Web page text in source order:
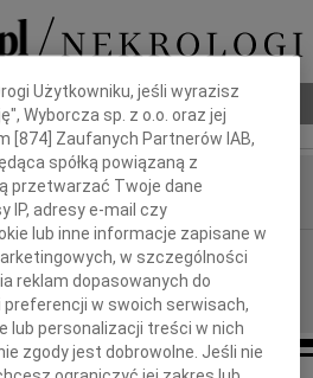
pogrzebowy
Użytkowniku, jeśli wyrazisz
Wyborcza sp. z o.o. oraz jej
[874 ] Zaufanych Partnerów IAB,
spółką powiązaną z
przetwarzać Twoje dane
IP, adresy e-mail czy
lub inne informacje zapisane w
w szczególności
reklam dopasowanych do
w swoich serwisach,
lub personalizacji treści w nich
zgody jest dobrowolne. Jeśli nie